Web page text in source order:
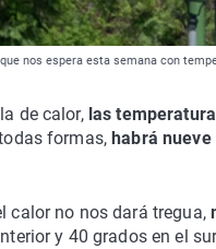
nos espera esta semana con
de calor, las
formas, habrá
calor no nos dará tregua,
y 40 grados en el